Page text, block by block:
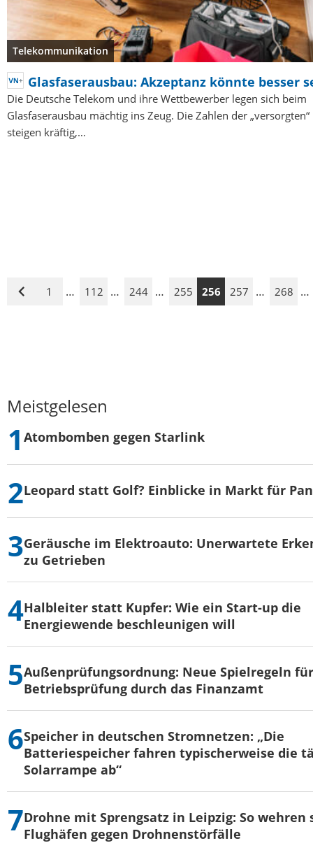
Telekommunikation
Glasfaserausbau: Akzeptanz könnte besser
Die Deutsche Telekom und ihre Wettbewerber legen sich beim
Glasfaserausbau mächtig ins Zeug. Die Zahlen der
steigen kräftig,…
Vorige
1 … 112 … 244 … 255 256 257 … 268 …
Meistgelesen
Atombomben gegen Starlink
Leopard statt Golf? Einblicke in Markt für
Geräusche im Elektroauto: Unerwartete
zu Getrieben
Halbleiter statt Kupfer: Wie ein Start-up die
Energiewende beschleunigen will
Außenprüfungsordnung: Neue Spielregeln
Betriebsprüfung durch das Finanzamt
Speicher in deutschen Stromnetzen: „Die
Batteriespeicher fahren typischerweise die
Solarrampe ab“
Drohne mit Sprengsatz in Leipzig: So wehren
Flughäfen gegen Drohnenstörfälle